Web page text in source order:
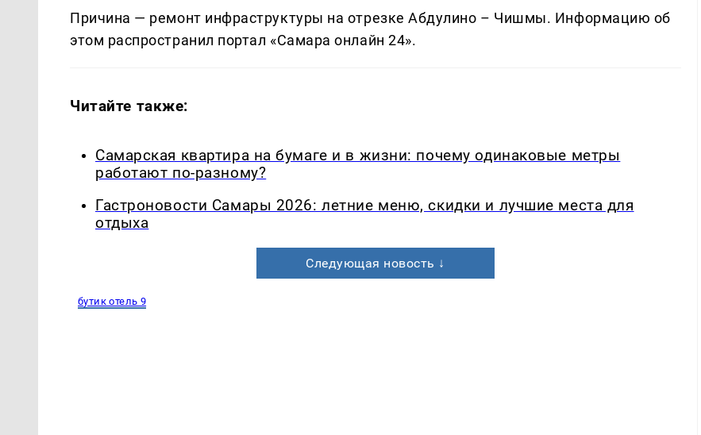
Причина — ремонт инфраструктуры на отрезке Абдулино – Чишмы. Информацию об
этом распространил портал «Самара онлайн 24».
Читайте также:
Самарская квартира на бумаге и в жизни: почему одинаковые метры
работают по-разному?
Гастроновости Самары 2026: летние меню, скидки и лучшие места для
отдыха
Следующая новость ↓
бутик отель 9